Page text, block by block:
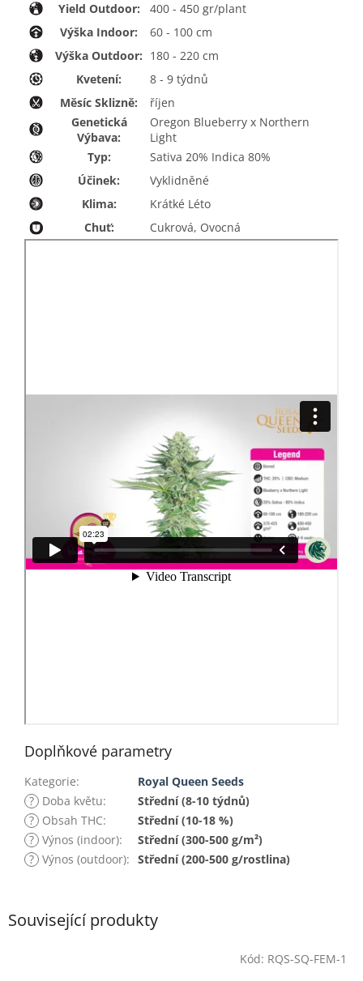
Související produkty
Kód: RQS-SQ-FEM-1
Yield Outdoor:
400 - 450 gr/plant
Výška Indoor:
60 - 100 cm
Výška Outdoor: 180 - 220 cm
Kvetení:
8 - 9 týdnů
Měsíc Sklizně:
říjen
Genetická
Výbava:
Oregon Blueberry x Northern
Light
Typ:
Sativa 20% Indica 80%
Účinek:
Vyklidněné
Klima:
Krátké Léto
Chuť:
Cukrová, Ovocná
Doplňkové parametry
Kategorie:
Royal Queen Seeds
? Doba květu:
Střední (8-10 týdnů)
? Obsah THC:
Střední (10-18 %)
? Výnos (indoor):
Střední (300-500 g/m²)
? Výnos (outdoor): Střední (200-500 g/rostlina)